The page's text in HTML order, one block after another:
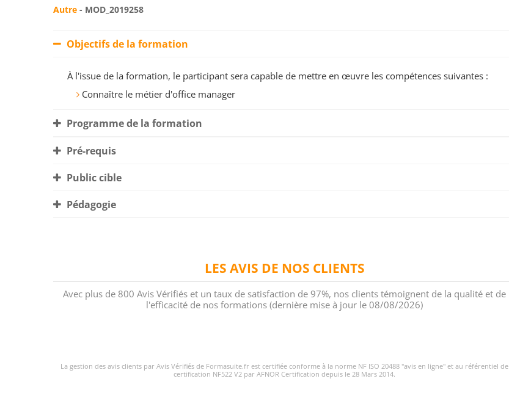
Autre - MOD_2019258
Objectifs de la formation
À l'issue de la formation, le participant sera capable de mettre en œuvre les compétences suivantes :
Connaître le métier d'office manager
Programme de la formation
Pré-requis
Public cible
Pédagogie
LES AVIS DE NOS CLIENTS
Avec plus de 800 Avis Vérifiés et un taux de satisfaction de 97%, nos clients témoignent de la qualité et de
l'efficacité de nos formations (dernière mise à jour le 08/08/2026)
La gestion des avis clients par Avis Vérifiés de Formasuite.fr est certifiée conforme à la norme NF ISO 20488 "avis en ligne" et au référentiel de
certification NF522 V2 par AFNOR Certification depuis le 28 Mars 2014.